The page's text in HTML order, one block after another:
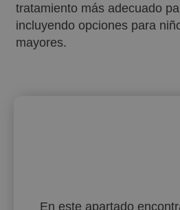
tratamiento más adecuado
incluyendo opciones para
mayores.
En este apartado